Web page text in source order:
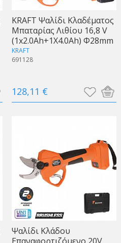
KRAFT Ψαλίδι Κλαδέματος
Μπαταρίας Λιθίου 16,8 V
(1x2.0Ah+1X4.0Ah) Φ28mm
KRAFT
691128
128,11 €
Ψαλίδι Κλάδου